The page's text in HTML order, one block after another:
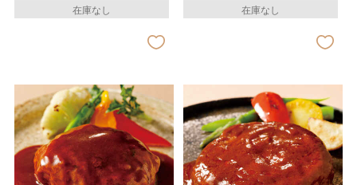
在庫なし 在庫なし